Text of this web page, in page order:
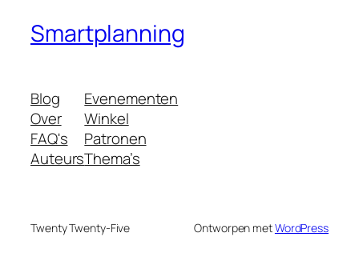
Smartplanning
Blog
Over
FAQ's
Auteurs
Evenementen
Winkel
Patronen
Thema’s
Twenty Twenty-Five Ontworpen metWordPress